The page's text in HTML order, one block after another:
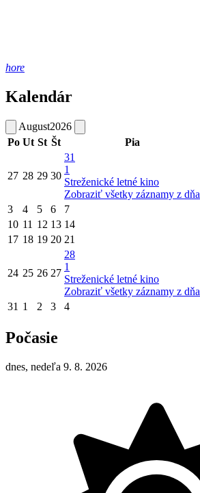
hore
Kalendár
August2026
Po Ut St Št Pia
27 28 29 30
31
1
Streženické letné kino
Zobraziť všetky záznamy z dňa
3 4 5 6 7
10 11 12 13 14
17 18 19 20 21
24 25 26 27
28
1
Streženické letné kino
Zobraziť všetky záznamy z dňa
31 1 2 3 4
Počasie
dnes, nedeľa 9. 8. 2026